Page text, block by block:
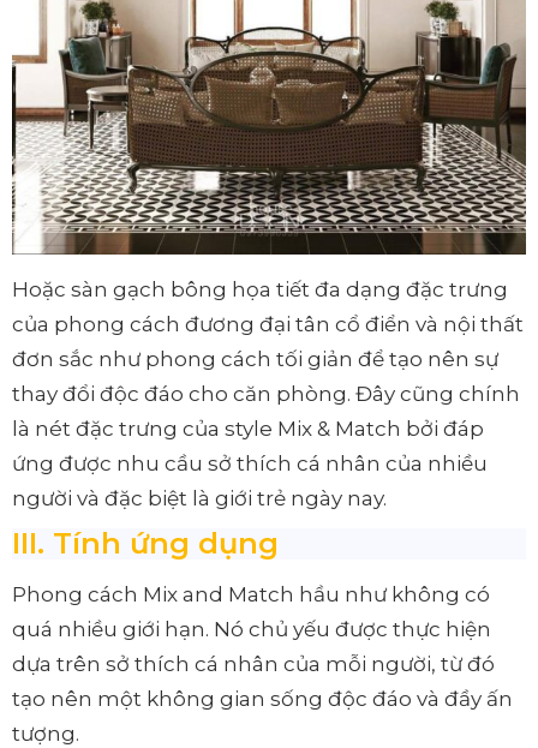
Hoặc sàn gạch bông họa tiết đa dạng đặc trưng
của phong cách đương đại tân cổ điển và nội thất
đơn sắc như phong cách tối giản để tạo nên sự
thay đổi độc đáo cho căn phòng. Đây cũng chính
là nét đặc trưng của style Mix & Match bởi đáp
ứng được nhu cầu sở thích cá nhân của nhiều
người và đặc biệt là giới trẻ ngày nay.
III. Tính ứng dụng
Phong cách Mix and Match hầu như không có
quá nhiều giới hạn. Nó chủ yếu được thực hiện
dựa trên sở thích cá nhân của mỗi người, từ đó
tạo nên một không gian sống độc đáo và đầy ấn
tượng.